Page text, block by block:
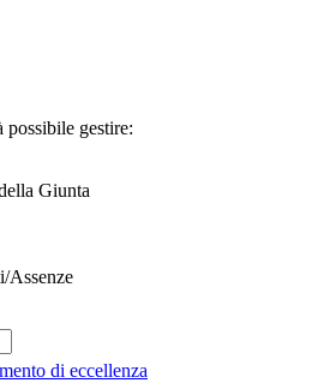
possibile gestire:
Giunta
Assenze